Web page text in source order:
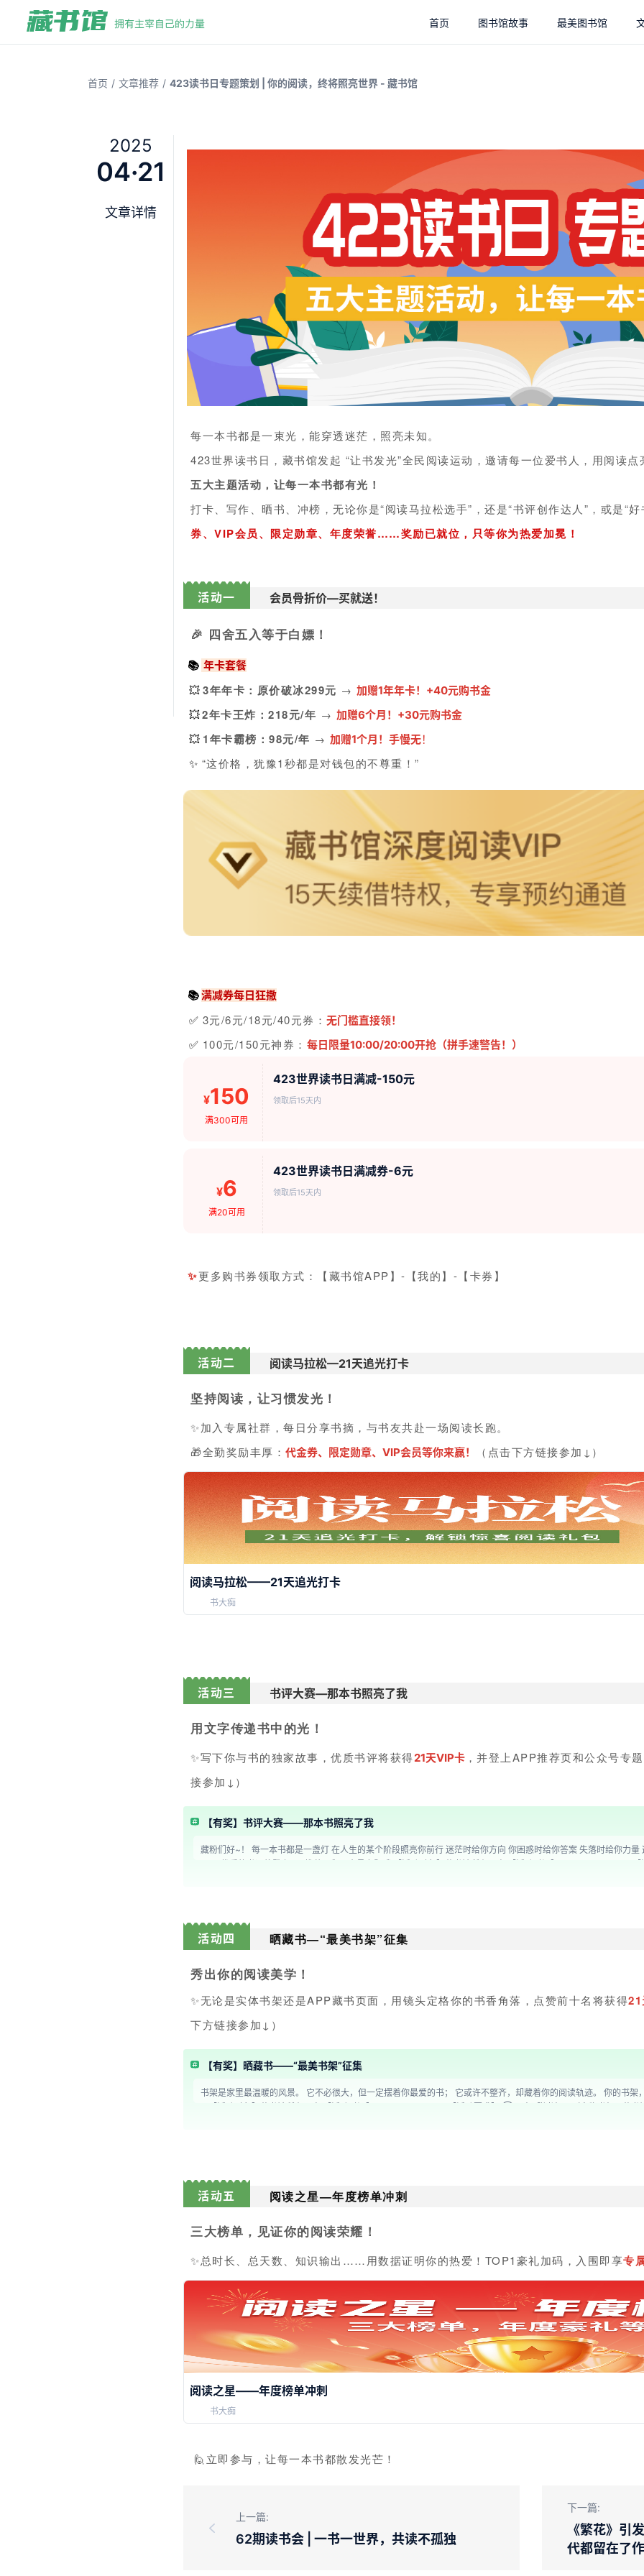
首页 图书馆故事 最美图书馆
首页 / 文章推荐 / 423读书日专题策划 | 你的阅读，终将照亮世界 - 藏书馆
2025
04·21
文章详情
每一本书都是一束光，能穿透迷茫，照亮未知。
423世界读书日，藏书馆发起 “让书发光”全民阅读运动，邀请每一位爱书人，用阅读点
五大主题活动，让每一本书都有光！
打卡、写作、晒书、冲榜，无论你是“阅读马拉松选手”，还是“书评创作达人”，或是“
券、VIP会员、限定勋章、年度荣誉……奖励已就位，只等你为热爱加冕！
活动一 会员骨折价—买就送！
🎉 四舍五入等于白嫖！
📚 年卡套餐
💥 3年年卡： 原价破冰299元 → 加赠1年年卡！+40元购书金
💥2年卡王炸： 218元/年 → 加赠6个月！+30元购书金
💥 1年卡霸榜： 98元/年 → 加赠1个月！手慢无！
✨ “这价格，犹豫1秒都是对钱包的不尊重！”
📚满减券每日狂撒
✅ 3元/6元/18元/40元券： 无门槛直接领！
✅ 100元/150元神券： 每日限量10:00/20:00开抢（拼手速警告！）
¥150
满300可用
423世界读书日满减-150元
领取后15天内
¥6
满20可用
423世界读书日满减券-6元
领取后15天内
✨ 更多购书券领取方式：【藏书馆APP】-【我的】-【卡券】
活动二 阅读马拉松—21天追光打卡
坚持阅读，让习惯发光！
✨加入专属社群，每日分享书摘，与书友共赴一场阅读长跑。
🎁全勤奖励丰厚： 代金券、限定勋章、VIP会员等你来赢！ （ 点击下方链接参加↓ ）
阅读马拉松——21天追光打卡
书大痴
活动三 书评大赛—那本书照亮了我
用文字传递书中的光！
✨写下你与书的独家故事，优质书评将获得21天VIP卡，并登上APP推荐页和公众号专
接参加↓）
【有奖】书评大赛——那本书照亮了我
藏粉们好~！ 每一本书都是一盏灯 在人生的某个阶段照亮你前行 迷茫时给你方向 你困惑时给你答案 失落时给你力量 这个读书日， 用文字传递书中的光 写下你的独家故事吧~
活动四 晒藏书—“最美书架”征集
秀出你的阅读美学！
✨无论是实体书架还是APP藏书页面，用镜头定格你的书香角落，点赞前十名将获得
下方链接参加↓）
【有奖】晒藏书——“最美书架”征集
书架是家里最温暖的风景。 它不必很大，但一定摆着你最爱的书； 它或许不整齐，却藏着你的阅读轨迹。 你的书架，就是你的精神角落~ 拍下来晒出来，赢取21天VIP奖励吧
活动五 阅读之星—年度榜单冲刺
三大榜单，见证你的阅读荣耀！
✨总时长、总天数、知识输出……用数据证明你的热爱！TOP1豪礼加码，入围即享专
阅读之星——年度榜单冲刺
书大痴
🙋立即参与，让每一本书都散发光芒！
上一篇:
62期读书会 | 一书一世界，共读不孤独
下一篇:
《繁花》引
代都留在了